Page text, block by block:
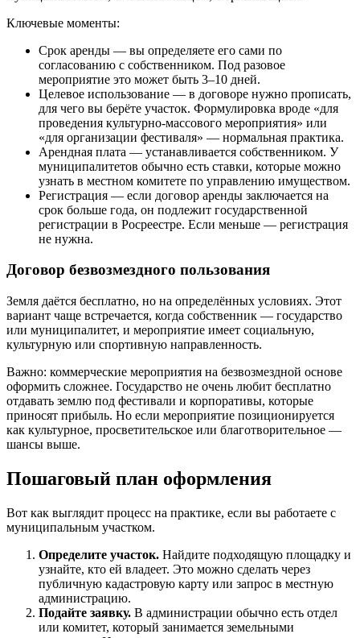
Ключевые моменты:
Срок аренды — вы определяете его сами по
согласованию с собственником. Под разовое
мероприятие это может быть 3–10 дней.
Целевое использование — в договоре нужно прописать,
для чего вы берёте участок. Формулировка вроде «для
проведения культурно-массового мероприятия» или
«для организации фестиваля» — нормальная практика.
Арендная плата — устанавливается собственником. У
муниципалитетов обычно есть ставки, которые можно
узнать в местном комитете по управлению имуществом.
Регистрация — если договор аренды заключается на
срок больше года, он подлежит государственной
регистрации в Росреестре. Если меньше — регистрация
не нужна.
Договор безвозмездного пользования
Земля даётся бесплатно, но на определённых условиях. Этот
вариант чаще встречается, когда собственник — государство
или муниципалитет, и мероприятие имеет социальную,
культурную или спортивную направленность.
Важно: коммерческие мероприятия на безвозмездной основе
оформить сложнее. Государство не очень любит бесплатно
отдавать землю под фестивали и корпоративы, которые
приносят прибыль. Но если мероприятие позиционируется
как культурное, просветительское или благотворительное —
шансы выше.
Пошаговый план оформления
Вот как выглядит процесс на практике, если вы работаете с
муниципальным участком.
Определите участок. Найдите подходящую площадку и
узнайте, кто ей владеет. Это можно сделать через
публичную кадастровую карту или запрос в местную
администрацию.
Подайте заявку. В администрации обычно есть отдел
или комитет, который занимается земельными